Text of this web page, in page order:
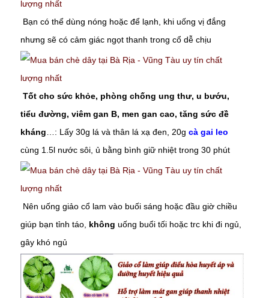
Bạn có thể dùng nóng hoặc để lạnh, khi uống vị đắng
nhưng sẽ có cảm giác ngọt thanh trong cổ dễ chịu
Tốt cho sức khỏe, phòng chống ung thư, u bướu,
tiểu đường, viêm gan B, men gan cao, tăng sức đề
kháng …: Lấy 30g lá và thân lá xạ đen, 20g cà gai leo
cùng 1.5l nước sôi, ủ bằng bình giữ nhiệt trong 30 phút
Nên uống giảo cổ lam vào buối sáng hoặc đầu giờ chiều
giúp bạn tỉnh táo, không uống buổi tối hoặc trc khi đi ngủ,
gây khó ngủ